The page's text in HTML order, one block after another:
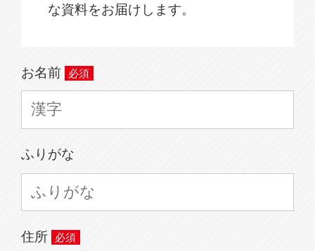
な資料をお届けします。
お名前
ふりがな
住所